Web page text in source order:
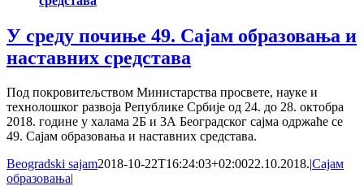
У среду почиње 49. Сајам образовања и
наставних средстава
Под покровитељством Министарства просвете, науке и
технолошког развоја Републике Србије од 24. до 28. октобра
2018. године у халама 2Б и 3А Београдског сајма одржаће се
49. Сајам образовања и наставних средстава.
Beogradski sajam2018-10-22T16:24:03+02:0022.10.2018.|Сајам
образовања|